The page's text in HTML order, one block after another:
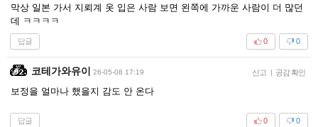
막상 일본 가서 지뢰계 옷 입은 사람 보면 왼쪽에 가까운 사람이 더 많던
데 ㅋㅋㅋㅋ
답글 0
0
코테가와유이 26-05-08 17:19 신고 | 공감 확인
보정을 얼마나 했을지 감도 안 온다
답글 0
0